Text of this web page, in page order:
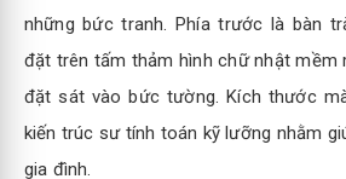
những bức tranh. Phía trước là bàn
đặt trên tấm thảm hình chữ nhật mềm
đặt sát vào bức tường. Kích thước
kiến trúc sư tính toán kỹ lưỡng nhằm
gia đình.